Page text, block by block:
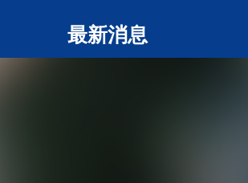
最新消息